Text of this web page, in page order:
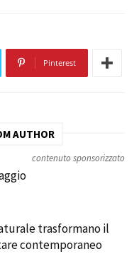
Pinterest
AUTHOR
contenuto sponsorizzato
trasformano il
contemporaneo